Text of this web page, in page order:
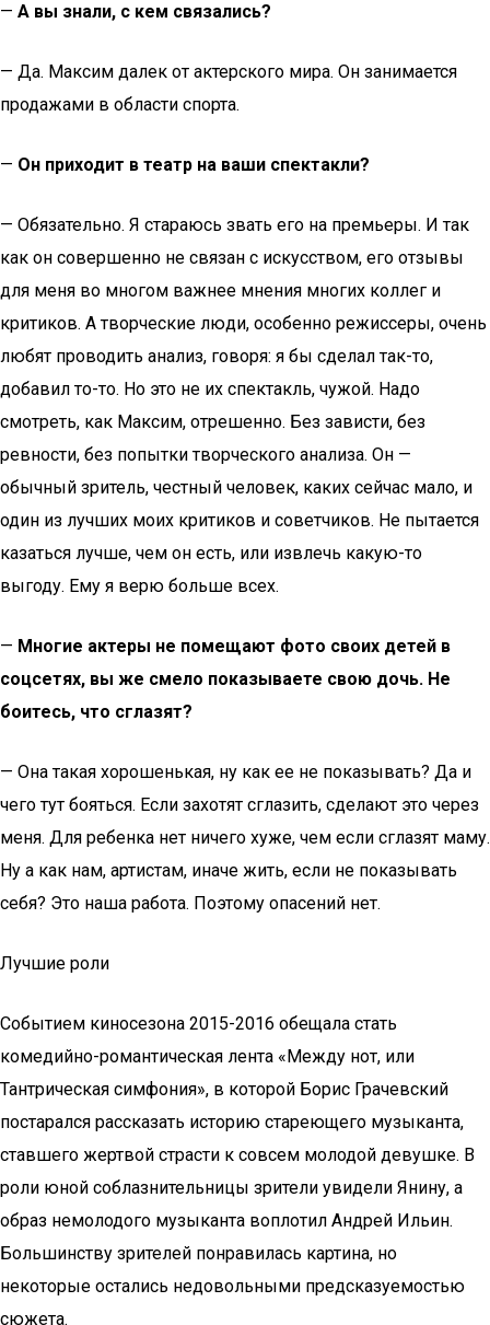
— А вы знали, с кем связались?
— Да. Максим далек от актерского мира. Он занимается
продажами в области спорта.
— Он приходит в театр на ваши спектакли?
— Обязательно. Я стараюсь звать его на премьеры. И так
как он совершенно не связан с искусством, его отзывы
для меня во многом важнее мнения многих коллег и
критиков. А творческие люди, особенно режиссеры, очень
любят проводить анализ, говоря: я бы сделал так-то,
добавил то-то. Но это не их спектакль, чужой. Надо
смотреть, как Максим, отрешенно. Без зависти, без
ревности, без попытки творческого анализа. Он —
обычный зритель, честный человек, каких сейчас мало, и
один из лучших моих критиков и советчиков. Не пытается
казаться лучше, чем он есть, или извлечь какую-то
выгоду. Ему я верю больше всех.
— Многие актеры не помещают фото своих детей в
соцсетях, вы же смело показываете свою дочь. Не
боитесь, что сглазят?
— Она такая хорошенькая, ну как ее не показывать? Да и
чего тут бояться. Если захотят сглазить, сделают это через
меня. Для ребенка нет ничего хуже, чем если сглазят маму.
Ну а как нам, артистам, иначе жить, если не показывать
себя? Это наша работа. Поэтому опасений нет.
Лучшие роли
Событием киносезона 2015-2016 обещала стать
комедийно-романтическая лента «Между нот, или
Тантрическая симфония», в которой Борис Грачевский
постарался рассказать историю стареющего музыканта,
ставшего жертвой страсти к совсем молодой девушке. В
роли юной соблазнительницы зрители увидели Янину, а
образ немолодого музыканта воплотил Андрей Ильин.
Большинству зрителей понравилась картина, но
некоторые остались недовольными предсказуемостью
сюжета.